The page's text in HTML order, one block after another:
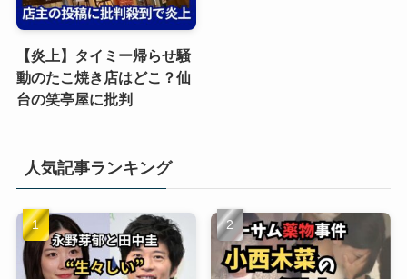
【炎上】タイミー帰らせ騒
動のたこ焼き店はどこ？仙
台の笑亭屋に批判
人気記事ランキング